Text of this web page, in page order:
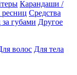
Карандаши /
Средства
за губами Другое
волос Для тела